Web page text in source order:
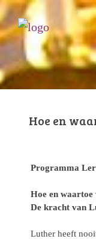
Hoe en
Programma
Hoe en
De kracht van
Luther heeft